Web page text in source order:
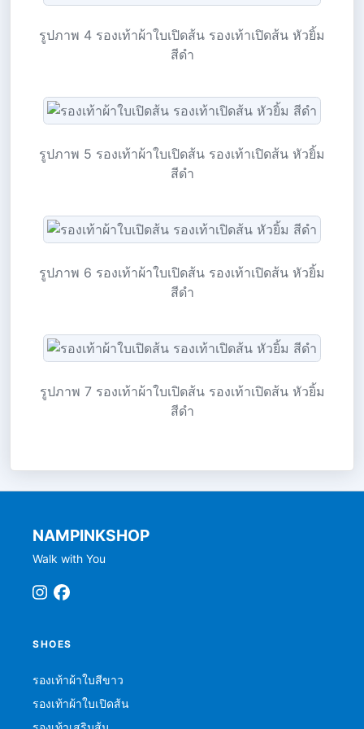
รูปภาพ 4 รองเท้าผ้าใบเปิดส้น รองเท้าเปิดส้น หัวยิ้ม
สีดำ
รูปภาพ 5 รองเท้าผ้าใบเปิดส้น รองเท้าเปิดส้น หัวยิ้ม
สีดำ
รูปภาพ 6 รองเท้าผ้าใบเปิดส้น รองเท้าเปิดส้น หัวยิ้ม
สีดำ
รูปภาพ 7 รองเท้าผ้าใบเปิดส้น รองเท้าเปิดส้น หัวยิ้ม
สีดำ
NAMPINKSHOP
Walk with You
SHOES
รองเท้าผ้าใบสีขาว
รองเท้าผ้าใบเปิดส้น